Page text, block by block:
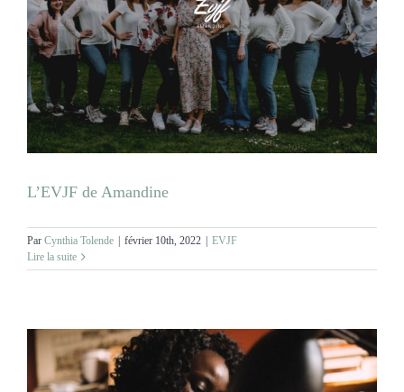
L’EVJF de Amandine
Par Cynthia Tolende | février 10th, 2022 | EVJF
Lire la suite